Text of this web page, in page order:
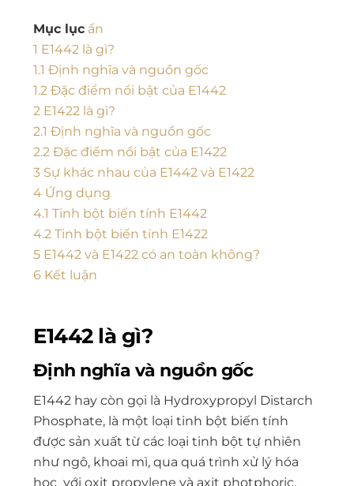
Mục lục ẩn
1 E1442 là gì?
1.1 Định nghĩa và nguồn gốc
1.2 Đặc điểm nổi bật của E1442
2 E1422 là gì?
2.1 Định nghĩa và nguồn gốc
2.2 Đặc điểm nổi bật của E1422
3 Sự khác nhau của E1442 và E1422
4 Ứng dụng
4.1 Tinh bột biến tính E1442
4.2 Tinh bột biến tính E1422
5 E1442 và E1422 có an toàn không?
6 Kết luận
E1442 là gì?
Định nghĩa và nguồn gốc
E1442 hay còn gọi là Hydroxypropyl Distarch
Phosphate, là một loại tinh bột biến tính
được sản xuất từ các loại tinh bột tự nhiên
như ngô, khoai mì, qua quá trình xử lý hóa
học với oxit propylene và axit photphoric.